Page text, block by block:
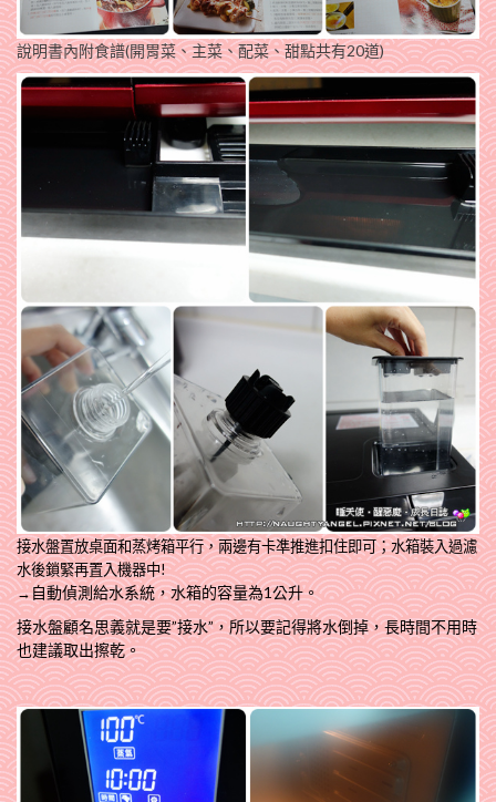
說明書內附食譜(開胃菜、主菜、配菜、甜點共有20道)
接水盤置放桌面和蒸烤箱平行，兩邊有卡凖推進扣住即可；水箱裝入過濾
水後鎖緊再置入機器中!
→自動偵測給水系統，水箱的容量為1公升。
接水盤顧名思義就是要”接水”，所以要記得將水倒掉，長時間不用時
也建議取出擦乾。